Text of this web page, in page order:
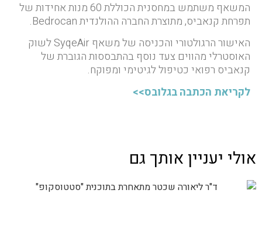
המשאף משתמש במחסנית הכוללת 60 מנות אחידות של
תפרחת קנאביס, מתוצרת החברה ההולנדית Bedrocan.
האישור הרגולטורי והכניסה של משאף SyqeAir לשוק
האוסטרלי מהווים צעד נוסף בהתבססות הגוברת של
קנאביס רפואי כטיפול לגיטימי ומפוקח.
לקריאת הכתבה בגלובס>>
אולי יעניין אותך גם